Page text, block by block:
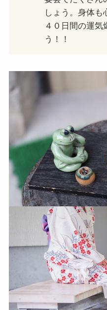
しょう。身体も
４０日間の運気
う！！